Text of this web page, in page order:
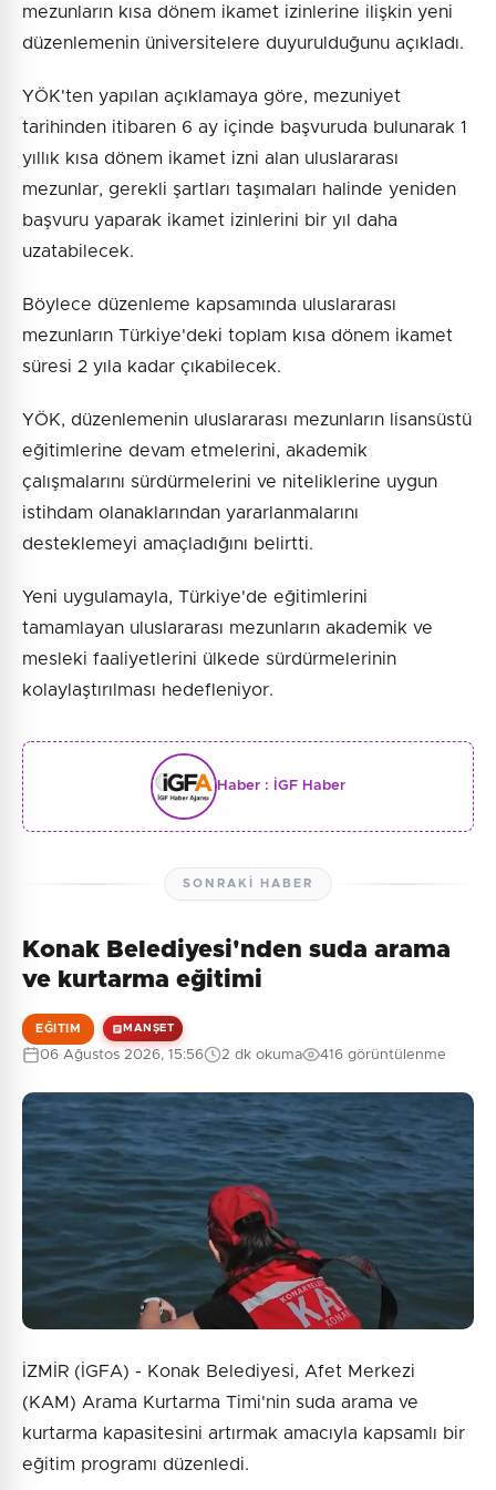
mezunların kısa dönem ikamet izinlerine ilişkin yeni
düzenlemenin üniversitelere duyurulduğunu açıkladı.
YÖK'ten yapılan açıklamaya göre, mezuniyet
tarihinden itibaren 6 ay içinde başvuruda bulunarak 1
yıllık kısa dönem ikamet izni alan uluslararası
mezunlar, gerekli şartları taşımaları halinde yeniden
başvuru yaparak ikamet izinlerini bir yıl daha
uzatabilecek.
Böylece düzenleme kapsamında uluslararası
mezunların Türkiye'deki toplam kısa dönem ikamet
süresi 2 yıla kadar çıkabilecek.
YÖK, düzenlemenin uluslararası mezunların lisansüstü
eğitimlerine devam etmelerini, akademik
çalışmalarını sürdürmelerini ve niteliklerine uygun
istihdam olanaklarından yararlanmalarını
desteklemeyi amaçladığını belirtti.
Yeni uygulamayla, Türkiye'de eğitimlerini
tamamlayan uluslararası mezunların akademik ve
mesleki faaliyetlerini ülkede sürdürmelerinin
kolaylaştırılması hedefleniyor.
Haber : İGF Haber
SONRAKI HABER
Konak Belediyesi'nden suda arama
ve kurtarma eğitimi
EĞITIM MANŞET
06 Ağustos 2026, 15:56 2 dk okuma 416 görüntülenme
İZMİR (İGFA) - Konak Belediyesi, Afet Merkezi
(KAM) Arama Kurtarma Timi'nin suda arama ve
kurtarma kapasitesini artırmak amacıyla kapsamlı bir
eğitim programı düzenledi.